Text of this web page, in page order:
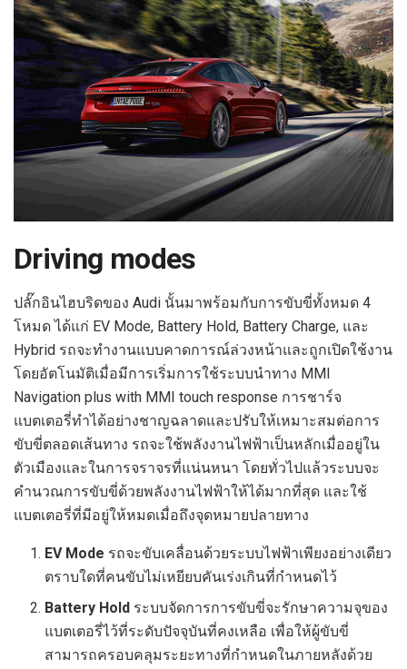
Driving modes
ปลั๊กอินไฮบริดของ Audi นั้นมาพร้อมกับการขับขี่ทั้งหมด 4
โหมด ได้แก่ EV Mode, Battery Hold, Battery Charge, และ
Hybrid รถจะทำงานแบบคาดการณ์ล่วงหน้าและถูกเปิดใช้งาน
โดยอัตโนมัติเมื่อมีการเริ่มการใช้ระบบนำทาง MMI
Navigation plus with MMI touch response การชาร์จ
แบตเตอรี่ทำได้อย่างชาญฉลาดและปรับให้เหมาะสมต่อการ
ขับขี่ตลอดเส้นทาง รถจะใช้พลังงานไฟฟ้าเป็นหลักเมื่ออยู่ใน
ตัวเมืองและในการจราจรที่แน่นหนา โดยทั่วไปแล้วระบบจะ
คำนวณการขับขี่ด้วยพลังงานไฟฟ้าให้ได้มากที่สุด และใช้
แบตเตอรี่ที่มีอยู่ให้หมดเมื่อถึงจุดหมายปลายทาง
EV Mode รถจะขับเคลื่อนด้วยระบบไฟฟ้าเพียงอย่างเดียว
ตราบใดที่คนขับไม่เหยียบคันเร่งเกินที่กำหนดไว้
Battery Hold ระบบจัดการการขับขี่จะรักษาความจุของ
แบตเตอรี่ไว้ที่ระดับปัจจุบันที่คงเหลือ เพื่อให้ผู้ขับขี่
สามารถครอบคลุมระยะทางที่กำหนดในภายหลังด้วย